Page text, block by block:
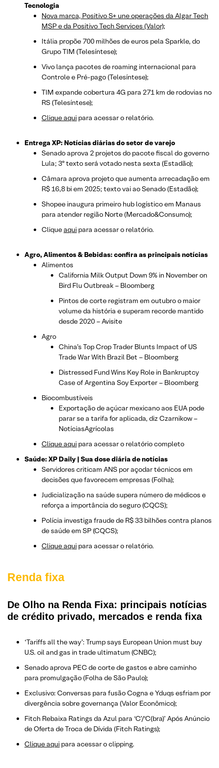
Tecnologia
Nova marca, Positivo S+ une operações da Algar Tech
MSP e da Positivo Tech Services (Valor);
Itália propõe 700 milhões de euros pela Sparkle, do
Grupo TIM (Telesíntese);
Vivo lança pacotes de roaming internacional para
Controle e Pré-pago (Telesíntese);
TIM expande cobertura 4G para 271 km de rodovias no
RS (Telesíntese);
Clique aqui para acessar o relatório.
Entrega XP: Notícias diárias do setor de varejo
Senado aprova 2 projetos do pacote fiscal do governo
Lula; 3º texto será votado nesta sexta (Estadão);
Câmara aprova projeto que aumenta arrecadação em
R$ 16,8 bi em 2025; texto vai ao Senado (Estadão);
Shopee inaugura primeiro hub logístico em Manaus
para atender região Norte (Mercado&Consumo);
Cliqueaqui para acessar o relatório.
Agro, Alimentos & Bebidas: confira as principais notícias
Alimentos
California Milk Output Down 9% in November on
Bird Flu Outbreak – Bloomberg
Pintos de corte registram em outubro o maior
volume da história e superam recorde mantido
desde 2020 – Avisite
Agro
China’s Top Crop Trader Blunts Impact of US
Trade War With Brazil Bet – Bloomberg
Distressed Fund Wins Key Role in Bankruptcy
Case of Argentina Soy Exporter – Bloomberg
Biocombustíveis
Exportação de açúcar mexicano aos EUA pode
parar se a tarifa for aplicada, diz Czarnikow –
NotíciasAgrícolas
Clique aqui para acessar o relatório completo
Saúde: XP Daily | Sua dose diária de notícias
Servidores criticam ANS por açodar técnicos em
decisões que favorecem empresas (Folha);
Judicialização na saúde supera número de médicos e
reforça a importância do seguro (CQCS);
Polícia investiga fraude de R$ 33 bilhões contra planos
de saúde em SP (CQCS);
Clique aqui para acessar o relatório.
Renda fixa
De Olho na Renda Fixa: principais notícias
de crédito privado, mercados e renda fixa
‘Tariffs all the way’: Trump says European Union must buy
U.S. oil and gas in trade ultimatum (CNBC);
Senado aprova PEC de corte de gastos e abre caminho
para promulgação (Folha de São Paulo);
Exclusivo: Conversas para fusão Cogna e Yduqs esfriam por
divergência sobre governança (Valor Econômico);
Fitch Rebaixa Ratings da Azul para ‘C’/‘C(bra)’ Após Anúncio
de Oferta de Troca de Dívida (Fitch Ratings);
Clique aqui para acessar o clipping.